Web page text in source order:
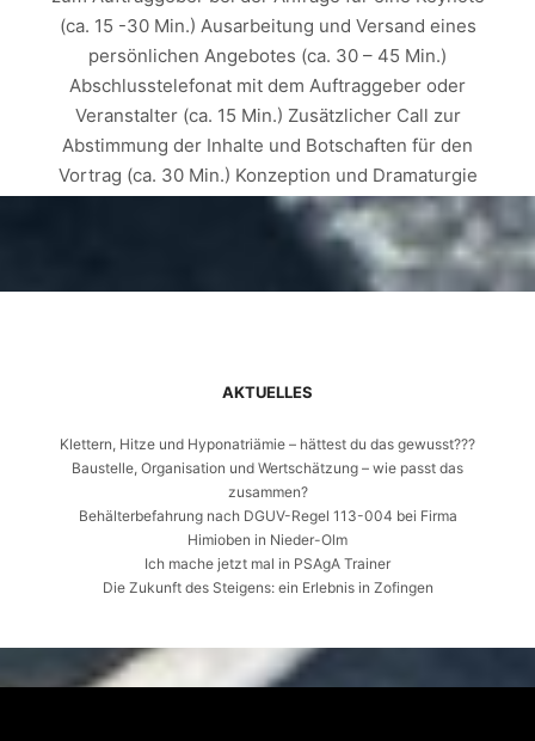
(ca. 15 -30 Min.) Ausarbeitung und Versand eines
persönlichen Angebotes (ca. 30 – 45 Min.)
Abschlusstelefonat mit dem Auftraggeber oder
Veranstalter (ca. 15 Min.) Zusätzlicher Call zur
Abstimmung der Inhalte und Botschaften für den
Vortrag (ca. 30 Min.) Konzeption und Dramaturgie
(inkl. Recherche, grafische Umsetzung oder
Erstellung von Folien usw.) der Keynote (ca. 9 -10
Stunden) Proben der Keynote Speech (ca. 3
Stunden) Organisation für die Buchung der An- und
nach Entfernung: 4 – 9 Stunden) Vorbereitung der
Weiterlesen
AKTUELLES
Klettern, Hitze und Hyponatriämie – hättest du das gewusst???
Baustelle, Organisation und Wertschätzung – wie passt das
zusammen?
Behälterbefahrung nach DGUV-Regel 113-004 bei Firma
Himioben in Nieder-Olm
Ich mache jetzt mal in PSAgA Trainer
Die Zukunft des Steigens: ein Erlebnis in Zofingen